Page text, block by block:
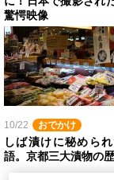
驚愕映像
10/22 おでかけ
しば漬けに秘めら
語。京都三大漬物の